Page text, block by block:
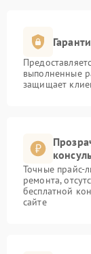
выполненные
защищает
Точные прайс-
ремонта,
бесплатной
сайте